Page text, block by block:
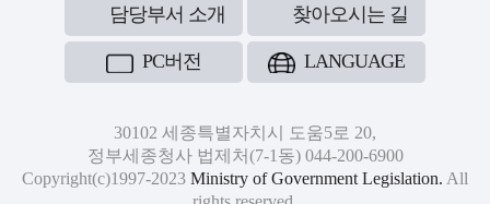
담당부서 소개 찾아오시는 길
PC버전 LANGUAGE
30102 세종특별자치시 도움5로 20,
정부세종청사 법제처(7-1동) 044-200-6900
Copyright(c)1997-2023 Ministry of Government Legislation. All